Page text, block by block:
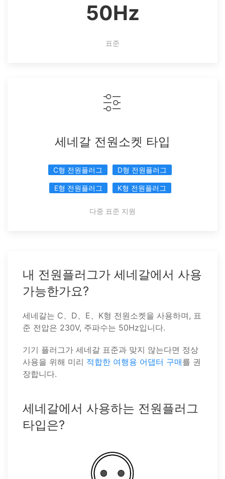
50Hz
표준
세네갈 전원소켓 타입
C형 전원플러그 D형 전원플러그
E형 전원플러그 K형 전원플러그
다중 표준 지원
내 전원플러그가 세네갈에서 사용
가능한가요?
세네갈는 C、D、E、K형 전원소켓을 사용하며, 표
준 전압은 230V, 주파수는 50Hz입니다.
기기 플러그가 세네갈 표준과 맞지 않는다면 정상
사용을 위해 미리 적합한 여행용 어댑터 구매를 권
장합니다.
세네갈에서 사용하는 전원플러그
타입은?